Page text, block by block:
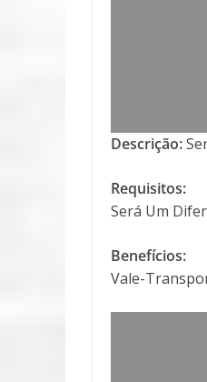
Descrição:
Requisitos:
Será Um
Benefícios:
Vale-